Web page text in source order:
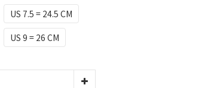
US 7.5 = 24.5 CM
US 9 = 26 CM